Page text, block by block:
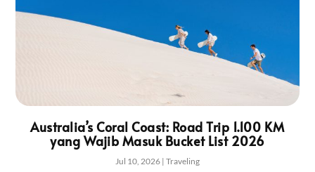
Australia’s Coral Coast: Road Trip 1.100 KM
yang Wajib Masuk Bucket List 2026
Jul 10, 2026 | Traveling